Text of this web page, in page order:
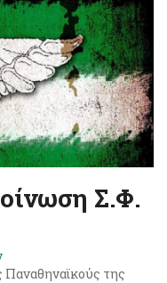
Σ.Φ.
Παναθηναϊκούς της